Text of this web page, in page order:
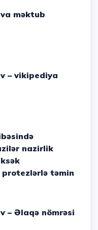
– vikipediya
nazirlik
protezlərlə təmin
– Əlaqə nömrəsi